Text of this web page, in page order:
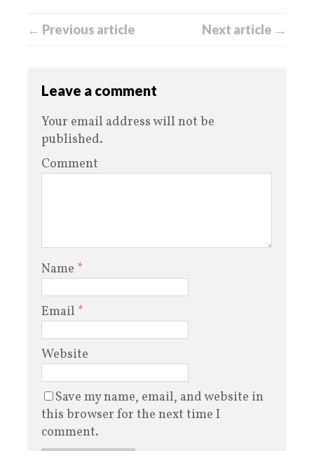
← Previous article Next article →
Leave a comment
Your email address will not be
published.
Comment
Name *
Email *
Website
Save my name, email, and website in
this browser for the next time I
comment.